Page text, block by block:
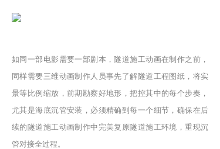
如同一部电影需要一部剧本，隧道施工动画在制作之前，
同样需要三维动画制作人员事先了解隧道工程图纸，将实
景等比例缩放，前期勘察好地形，把控其中的每个步奏，
尤其是海底沉管安装，必须精确到每一个细节，确保在后
续的隧道施工动画制作中完美复原隧道施工环境，重现沉
管对接全过程。